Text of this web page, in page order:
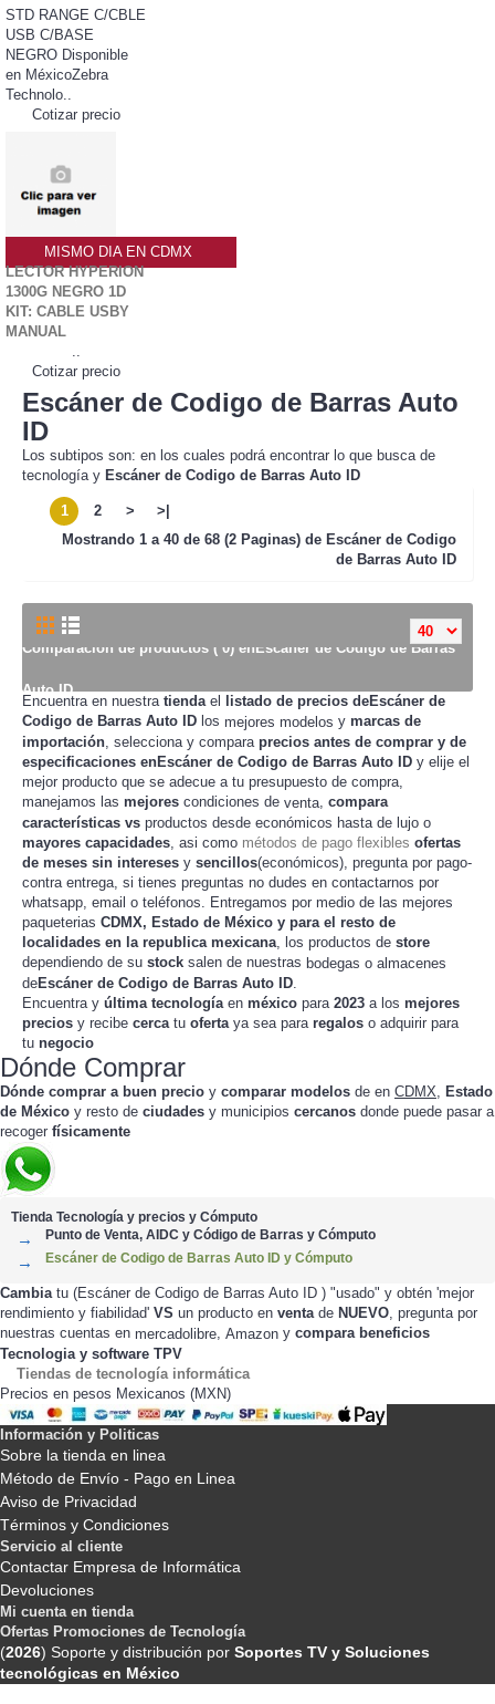
STD RANGE C/CBLE
USB C/BASE
NEGRO Disponible
en MéxicoZebra
Technolo..
Cotizar precio
MISMO DIA EN CDMX
LECTOR HYPERION
1300G NEGRO 1D
KIT: CABLE USBY
MANUAL
..
Cotizar precio
Escáner de Codigo de Barras Auto
ID
Los subtipos son: en los cuales podrá encontrar lo que busca de
tecnología y Escáner de Codigo de Barras Auto ID
1 2 >
>|
Mostrando 1 a 40 de 68 (2 Paginas) de Escáner de Codigo
de Barras Auto ID
Comparación de productos ( 0) enEscáner de Codigo de Barras
Auto ID
Encuentra en nuestra tiendael
listado de precios deEscáner de
Codigo de Barras Auto ID los mejores modelos y marcas de
importación , selecciona y compara precios antes de comprar y de
especificaciones enEscáner de Codigo de Barras Auto ID y elije el
mejor producto que se adecue a tu presupuesto de compra
manejamos las mejores condiciones de venta, compara
características vs productos desde económicos hasta de lujo o
mayores capacidades, asi como métodos de pago flexibles ofertas
de meses sin intereses y sencillos(económicos), pregunta por pago-
contra entrega, si tienes preguntas no dudes en contactarnos por
whatsapp, email o teléfonos. Entregamos por medio de las mejores
paqueterias CDMX, Estado de México y para el resto de
localidades en la republica mexicana, los productos de store
dependiendo de su stock salen de nuestras bodegas o almacenes
deEscáner de Codigo de Barras Auto ID
Encuentra y última tecnología en méxico para 2023 a los mejores
precios y recibe cerca tu oferta ya sea para regalos o adquirir para
tu negocio
Dónde Comprar
Dónde comprar a buen precio y comparar modelos de en CDMX
Estado
de México y resto de ciudades y municipios cercanos donde puede pasar a
recoger físicamente
Tienda Tecnología y precios y Cómputo
Punto de Venta, AIDC y Código de Barras y Cómputo
Escáner de Codigo de Barras Auto ID y Cómputo
Cambiatu (Escáner de Codigo de Barras Auto ID ) "usado" y obtén 'mejor
rendimiento y fiabilidad' VS un producto en ventade NUEVO, pregunta por
nuestras cuentas en mercadolibre, Amazon y compara beneficios
Tecnologia y software TPV
Tiendas de tecnología informática
Precios en pesos Mexicanos (MXN)
Información y Politicas
Sobre la tienda en linea
Método de Envío - Pago en Linea
Aviso de Privacidad
Términos y Condiciones
Servicio al cliente
Contactar Empresa de Informática
Devoluciones
Mi cuenta en tienda
Ofertas Promociones de Tecnología
(2026) Soporte y distribución por Soportes TV y Soluciones
tecnológicas en México